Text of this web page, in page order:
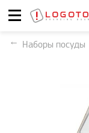
Наборы посуды